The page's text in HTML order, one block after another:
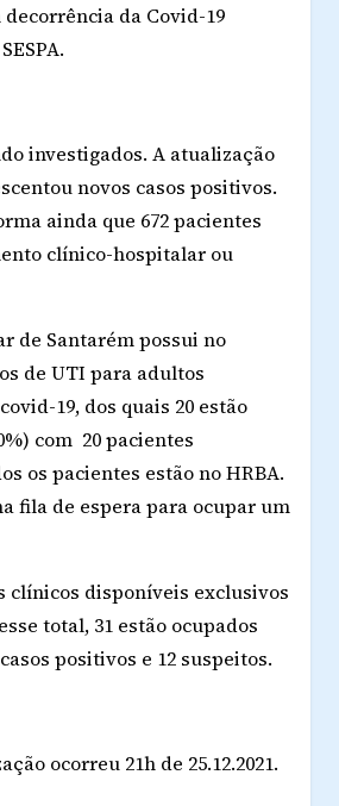
da Covid-19
investigados. A atualização
novos casos positivos.
ainda que 672 pacientes
clínico-hospitalar ou
de Santarém possui no
de UTI para adultos
19, dos quais 20 estão
com 20 pacientes
os pacientes estão no HRBA.
fila de espera para ocupar um
clínicos disponíveis exclusivos
total, 31 estão ocupados
positivos e 12 suspeitos.
ocorreu 21h de 25.12.2021.